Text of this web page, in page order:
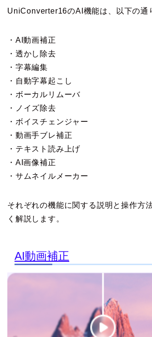
UniConverter16のAI機能は、以下の通
・AI動画補正
・透かし除去
・字幕編集
・自動字幕起こし
・ボーカルリムーバ
・ノイズ除去
・ボイスチェンジャー
・動画手ブレ補正
・テキスト読み上げ
・AI画像補正
・サムネイルメーカー
それぞれの機能に関する説明と操作方
く解説します。
AI動画補正